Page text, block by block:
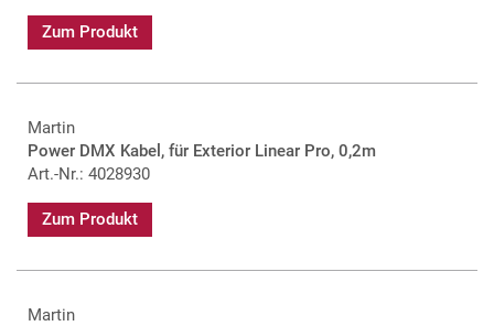
Zum Produkt
Martin
Power DMX Kabel, für Exterior Linear Pro, 0,2m
Art.-Nr.: 4028930
Zum Produkt
Martin